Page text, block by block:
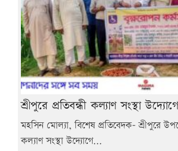
শ্রীপুরে প্রতিবন্ধী কল্যাণ সংস্থা
মহসিন মোল্যা, বিশেষ প্রতিবেদক- শ্রীপুরে
কল্যাণ সংস্থা উদ্যোগে...